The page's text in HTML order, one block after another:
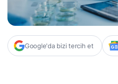
Google'da bizi tercih et